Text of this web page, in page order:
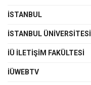
İSTANBUL
İSTANBUL ÜNIVERSITESI
İÜ İLETIŞIM FAKÜLTESI
İÜWEBTV